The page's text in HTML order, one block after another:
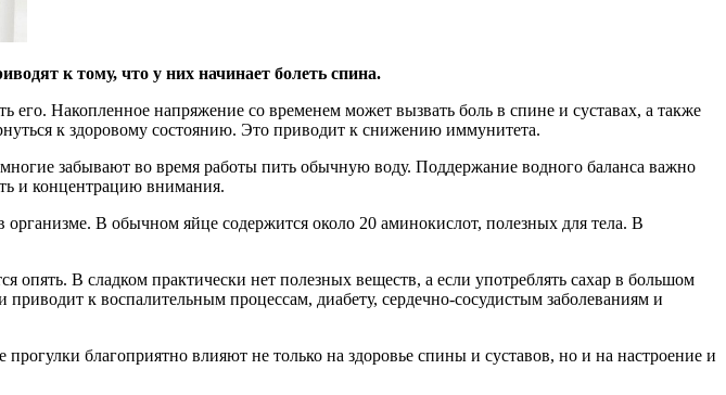
к тому, что у них начинает болеть спина.
его. Накопленное напряжение со временем может вызвать боль в спине и суставах, а также
к здоровому состоянию. Это приводит к снижению иммунитета.
забывают во время работы пить обычную воду. Поддержание водного баланса важно
и концентрацию внимания.
В обычном яйце содержится около 20 аминокислот, полезных для тела. В
опять. В сладком практически нет полезных веществ, а если употреблять сахар в большом
к воспалительным процессам, диабету, сердечно-сосудистым заболеваниям и
благоприятно влияют не только на здоровье спины и суставов, но и на настроение и